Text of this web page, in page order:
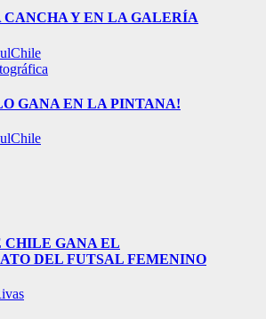
CANCHA Y EN LA GALERÍA
GANA EN LA PINTANA!
CHILE GANA EL
DEL FUTSAL FEMENINO